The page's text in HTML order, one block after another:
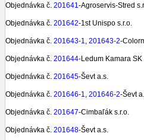
Objednávka č. 201641-Agroservis-Stred
Objednávka č. 201642-1st Unispo s.r.o.
Objednávka č. 201643-1, 201643-2-
Objednávka č. 201644-Ledum Kamara SK
Objednávka č. 201645-Ševt a.s.
Objednávka č. 201646-1, 201646-2-Ševt
Objednávka č. 201647-Cimbaľák s.r.o.
Objednávka č. 201648-Ševt a.s.